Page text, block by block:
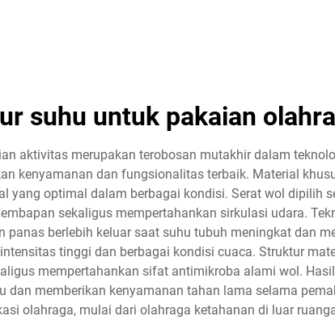
suhu untuk pakaian
aktivitas merupakan terobosan mutakhir dalam
kenyamanan dan fungsionalitas terbaik. Material
yang optimal dalam berbagai kondisi. Serat wol dipilih
sekaligus mempertahankan sirkulasi udara.
berlebih keluar saat suhu tubuh meningkat dan
tinggi dan berbagai kondisi cuaca. Struktur
mempertahankan sifat antimikroba alami wol.
dan memberikan kenyamanan tahan lama selama
olahraga, mulai dari olahraga ketahanan di luar